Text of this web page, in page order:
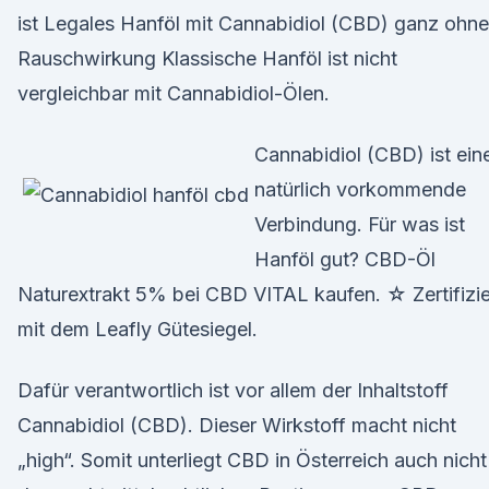
ist Legales Hanföl mit Cannabidiol (CBD) ganz ohne
Rauschwirkung Klassische Hanföl ist nicht
vergleichbar mit Cannabidiol-Ölen.
Cannabidiol (CBD) ist
natürlich vorkommende
Verbindung. Für was ist
Hanföl gut? CBD-Öl
Naturextrakt 5% bei CBD VITAL kaufen. ☆
mit dem Leafly Gütesiegel.
Dafür verantwortlich ist vor allem der Inhaltstoff
Cannabidiol (CBD). Dieser Wirkstoff macht nicht
„high“. Somit unterliegt CBD in Österreich auch nicht